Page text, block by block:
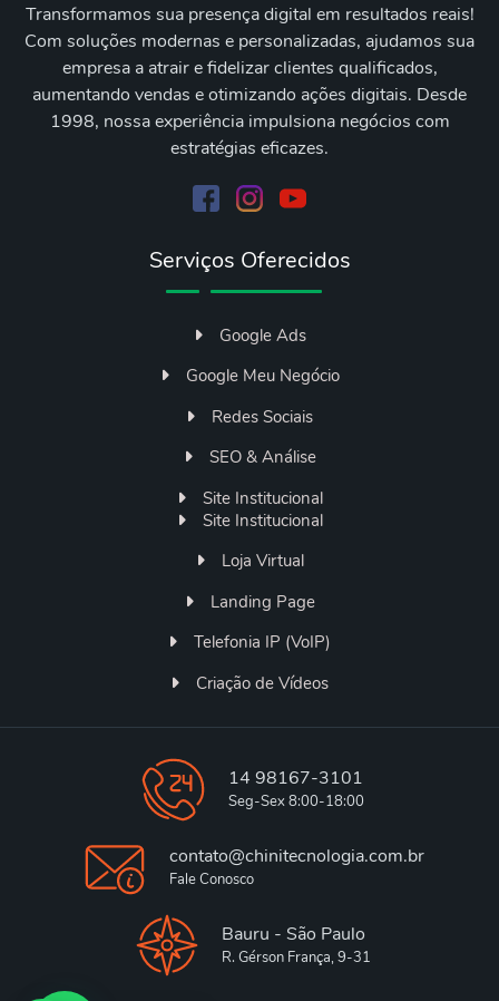
Transformamos sua presença digital em resultados reais!
Com soluções modernas e personalizadas, ajudamos sua
empresa a atrair e fidelizar clientes qualificados,
aumentando vendas e otimizando ações digitais. Desde
1998, nossa experiência impulsiona negócios com
estratégias eficazes.
Serviços Oferecidos
Google Ads
Google Meu Negócio
Redes Sociais
SEO & Análise
Site Institucional
Site Institucional
Loja Virtual
Landing Page
Telefonia IP (VoIP)
Criação de Vídeos
14 98167-3101
Seg-Sex 8:00-18:00
contato@chinitecnologia.com.br
Fale Conosco
Bauru - São Paulo
R. Gérson França, 9-31